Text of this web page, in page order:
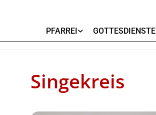
PFARREI GOTTESDIENSTE
Singekreis